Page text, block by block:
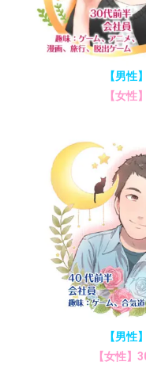
【男性
【女性
【男性
【女性】